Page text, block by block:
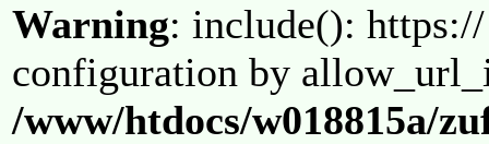
Warning: include():
configuration by
/www/htdocs/w018815a/